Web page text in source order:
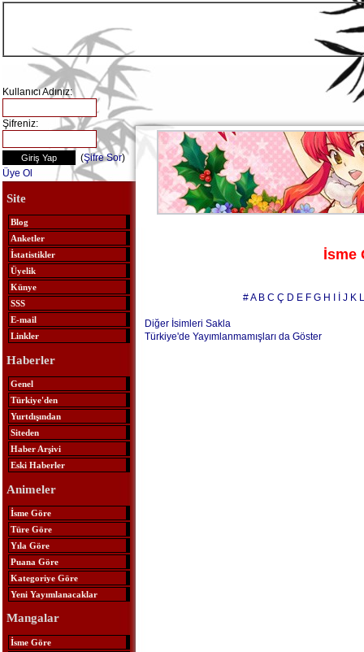
Kullanıcı Adınız:
Şifreniz:
(Şifre Sor)
Üye Ol
Site
Blog
Anketler
İstatistikler
Üyelik
Künye
SSS
E-mail
Linkler
Haberler
Genel
Türkiye'den
Yurtdışından
Siteden
Haber Arşivi
Eski Haberler
Animeler
İsme Göre
Türe Göre
Yıla Göre
Puana Göre
Kategoriye Göre
Yeni Yayımlanacaklar
Mangalar
İsme Göre
İsme
#A B C Ç D E F G H J K L
Diğer İsimleri Sakla
Türkiye'de Yayımlanmamışları da Göster